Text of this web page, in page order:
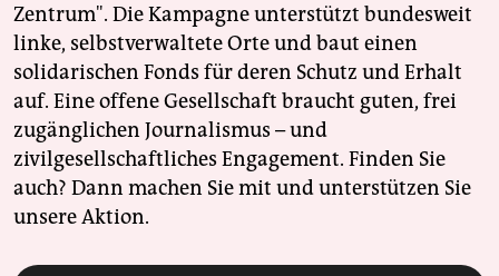
Zentrum". Die Kampagne unterstützt bundesweit
linke, selbstverwaltete Orte und baut einen
solidarischen Fonds für deren Schutz und Erhalt
auf. Eine offene Gesellschaft braucht guten, frei
zugänglichen Journalismus – und
zivilgesellschaftliches Engagement. Finden Sie
auch? Dann machen Sie mit und unterstützen Sie
unsere Aktion.